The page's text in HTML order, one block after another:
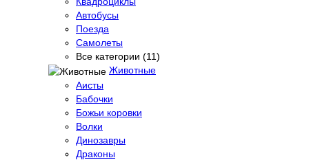
Автобусы
Поезда
Самолеты
Все категории (11)
Животные
Аисты
Бабочки
Божьи коровки
Волки
Динозавры
Драконы